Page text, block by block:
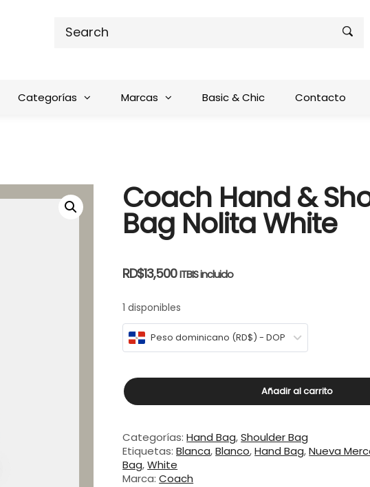
Categorías Marcas Basic & Chic Contacto
Coach Hand &
Bag Nolita White
RD$13,500 ITBIS incluido
1 disponibles
Peso dominicano (RD$) - DOP
Coach
Hand
Shoulder
Bag
Nolita
White
Añadir al carrito
Categorías:Hand Bag,Shoulder Bag
Etiquetas:Blanca,Blanco,Hand Bag,Nueva
Bag,White
Marca:Coach